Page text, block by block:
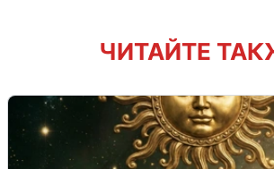
ЧИТАЙТЕ